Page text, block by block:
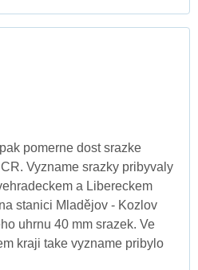
pak pomerne dost srazke
Vyzname srazky pribyvaly
a Libereckem
stanici Mladějov - Kozlov
uhrnu 40 mm srazek. Ve
kraji take vyzname pribylo